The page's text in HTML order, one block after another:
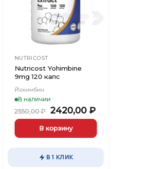
NUTRICOST
Nutricost Yohimbine
9mg 120 капс
Йохимбин
В наличии
2550,00₽ Первоначальная
цена
составляла
2550,00 ₽.
2420,00 ₽Текущая
цена:
В корзину
В 1 КЛИК